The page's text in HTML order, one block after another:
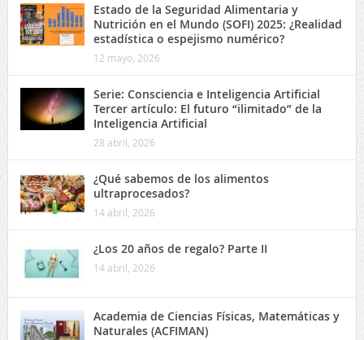
Estado de la Seguridad Alimentaria y
Nutrición en el Mundo (SOFI) 2025: ¿Realidad
estadística o espejismo numérico?
12 mayo, 2026
Serie: Consciencia e Inteligencia Artificial
Tercer artículo: El futuro “ilimitado” de la
Inteligencia Artificial
28 abril, 2026
¿Qué sabemos de los alimentos
ultraprocesados?
14 abril, 2026
¿Los 20 años de regalo? Parte II
14 abril, 2026
Academia de Ciencias Físicas, Matemáticas y
Naturales (ACFIMAN)